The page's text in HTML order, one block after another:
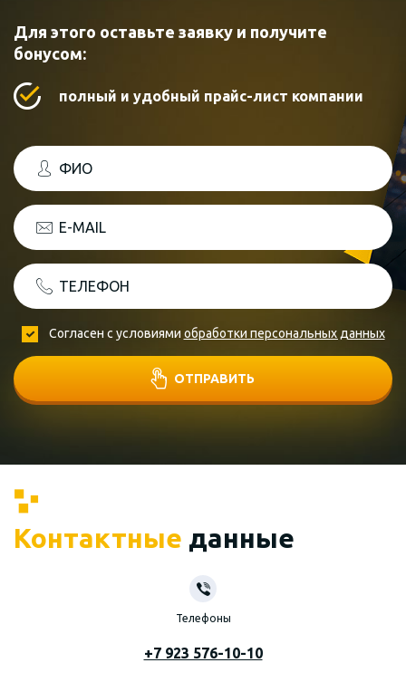
Для этого оставьте заявку и получите
бонусом:
полный и удобный прайс-лист компании
ФИО
E-MAIL
ТЕЛЕФОН
Согласен с условиями обработки персональных данных
ОТПРАВИТЬ
Контактные данные
Телефоны
+7 923 576-10-10